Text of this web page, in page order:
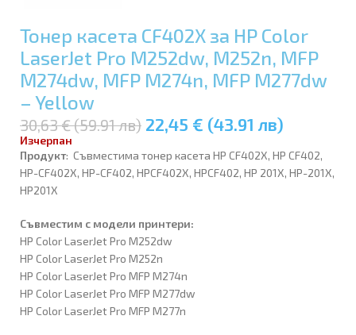
Тонер касета CF402X за HP Color
LaserJet Pro M252dw, M252n, MFP
M274dw, MFP M274n, MFP M277dw
– Yellow
30,63 € (59.91 лв) 22,45 € (43.91 лв)
Изчерпан
Продукт: Съвместимa тонер касета HP CF402X, HP CF402,
HP-CF402X, HP-CF402, HPCF402X, HPCF402, HP 201X, HP-201X,
HP201X
Съвместим с модели принтери:
HP Color LaserJet Pro M252dw
HP Color LaserJet Pro M252n
HP Color LaserJet Pro MFP M274n
HP Color LaserJet Pro MFP M277dw
HP Color LaserJet Pro MFP M277n